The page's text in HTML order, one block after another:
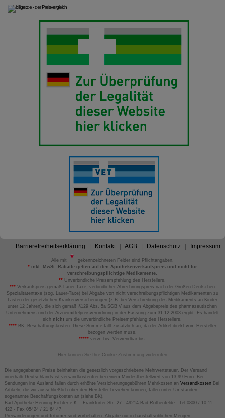
Barrierefreiheitserklärung Kontakt AGB Datenschutz Impressum
Alle mit
gekennzeichneten Felder sind Pflichtangaben.
*inkl. MwSt. Rabatte gelten auf den Apothekenverkaufspreis und nicht für
verschreibungspflichtige Medikamente.
** Unverbindliche Preisempfehlung des Herstellers.
*** Verkaufspreis gemäß Lauer-Taxe; verbindlicher Abrechnungspreis nach der Großen Deutschen
Spezialitätentaxe (sog. Lauer-Taxe) bei Abgabe von nicht verschreibungspflichtigen Medikamenten zu
Lasten der gesetzlichen Krankenversicherungen (z.B. bei Verschreibung des Medikaments an Kinder
unter 12 Jahren), die sich gemäß §129 Abs. 5a SGB V aus dem Abgabepreis des pharmazeutischen
Unternehmens und der Arzneimittelpreisverordnung in der Fassung zum 31.12.2003 ergibt. Es handelt
sich nicht um die unverbindliche Preisempfehlung des Herstellers.
****BK: Beschaffungskosten. Diese Summe fällt zusätzlich an, da der Artikel direkt vom Hersteller
bezogen werden muss.
*****verw. bis: Verwendbar bis.
Hier können Sie Ihre Cookie-Zustimmung widerrufen
Die angegebenen Preise beinhalten die gesetzlich vorgeschriebene Mehrwertsteuer. Der Versand
innerhalb Deutschlands ist versandkostenfrei bei einem Mindestbestellwert von 13,99 Euro. Bei
Sendungen ins Ausland fallen durch erhöhte Versicherungsgebühren Mehrkosten an VersandkostenBei
Artikeln, die wir ausschließlich über den Hersteller beziehen können, fallen unter Umständen
sogenannte Beschaffungskosten an (siehe BK).
Bad Apotheke Henning Fichter e.K. - Frankfurter Str. 27 - 49214 Bad Rothenfelde - Tel 0800 / 10 11
422 - Fax 05424 / 21 64 47
Preisänderungen und Irrtümer sind vorbehalten. Abgabe nur in haushaltsüblichen Mengen.